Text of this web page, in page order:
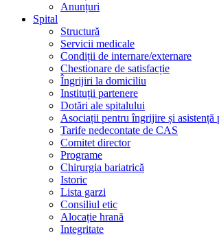
Anunțuri
Spital
Structură
Servicii medicale
Condiții de internare/externare
Chestionare de satisfacție
Îngrijiri la domiciliu
Instituții partenere
Dotări ale spitalului
Asociații pentru îngrijire și asistență
Tarife nedecontate de CAS
Comitet director
Programe
Chirurgia bariatrică
Istoric
Lista garzi
Consiliul etic
Alocație hrană
Integritate